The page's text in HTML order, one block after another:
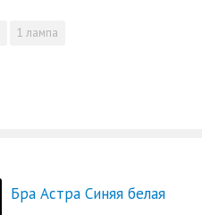
1 лампа
Бра Астра Синяя белая